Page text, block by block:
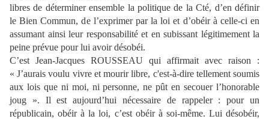
libres de déterminer ensemble la politique de la Cté, d’en définir
le Bien Commun, de l’exprimer par la loi et d’obéir à celle-ci en
assumant ainsi leur responsabilité et en subissant légitimement la
peine prévue pour lui avoir désobéi.
C’est Jean-Jacques ROUSSEAU qui affirmait avec raison :
« J’aurais voulu vivre et mourir libre, c'est-à-dire tellement soumis
aux lois que ni moi, ni personne, ne pût en secouer l’honorable
joug ». Il est aujourd’hui nécessaire de rappeler : pour un
républicain, obéir à la loi, c’est obéir à soi-même. Lui désobéir,